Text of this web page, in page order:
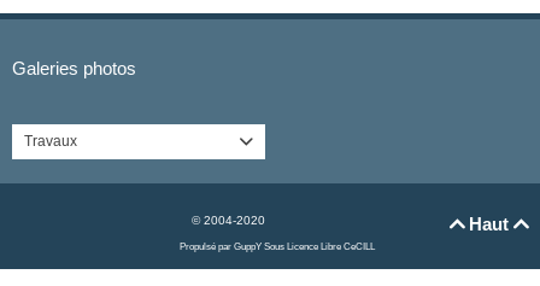
Galeries photos
Travaux 
Haut 
© 2004-2020
Propulsé par GuppY Sous Licence Libre CeCILL